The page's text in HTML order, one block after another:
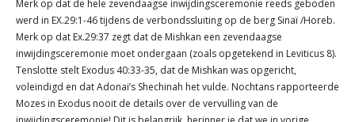
Merk op dat de hele zevendaagse inwijdingsceremonie reeds geboden
werd in EX.29:1-46 tijdens de verbondssluiting op de berg Sinaï /Horeb.
Merk op dat Ex.29:37 zegt dat de Mishkan een zevendaagse
inwijdingsceremonie moet ondergaan (zoals opgetekend in Leviticus 8).
Tenslotte stelt Exodus 40:33-35, dat de Mishkan was opgericht,
voleindigd en dat Adonai’s Shechinah het vulde. Nochtans rapporteerde
Mozes in Exodus nooit de details over de vervulling van de